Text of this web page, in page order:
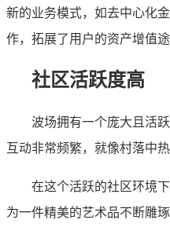
新的业务模式，如去中心化
作，拓展了用户的资产增值
社区活跃度高
波场拥有一个庞大且活
互动非常频繁，就像村落中
在这个活跃的社区环境
为一件精美的艺术品不断雕